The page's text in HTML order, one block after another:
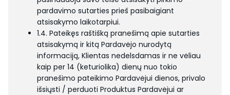
pardavimo sutarties prieš pasibaigiant
atsisakymo laikotarpiui.
1.4. Pateikęs raštišką pranešimą apie sutarties
atsisakymą ir kitą Pardavėjo nurodytą
informaciją, Klientas nedelsdamas ir ne vėliau
kaip per 14 (keturiolika) dienų nuo tokio
pranešimo pateikimo Pardavėjui dienos, privalo
išsiųsti / perduoti Produktus Pardavėjui ar